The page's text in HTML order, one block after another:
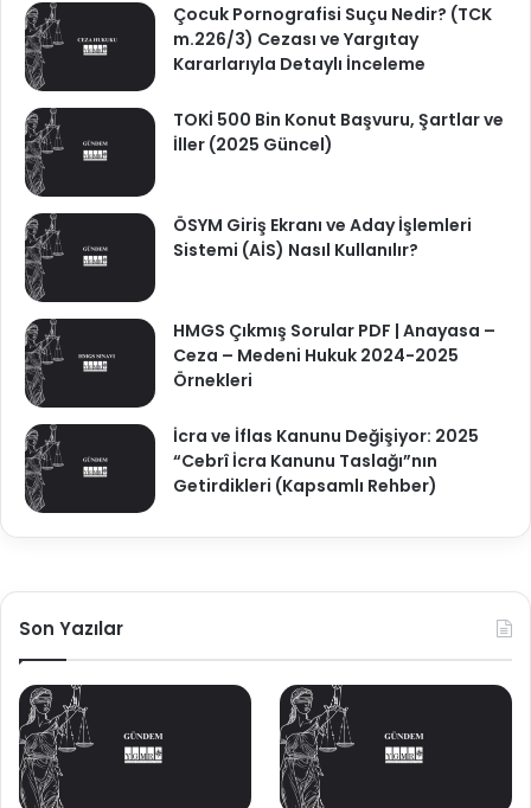
Çocuk Pornografisi Suçu Nedir? (TCK
m.226/3) Cezası ve Yargıtay
Kararlarıyla Detaylı İnceleme
TOKİ 500 Bin Konut Başvuru, Şartlar ve
İller (2025 Güncel)
ÖSYM Giriş Ekranı ve Aday İşlemleri
Sistemi (AİS) Nasıl Kullanılır?
HMGS Çıkmış Sorular PDF | Anayasa –
Ceza – Medeni Hukuk 2024-2025
Örnekleri
İcra ve İflas Kanunu Değişiyor: 2025
“Cebrî İcra Kanunu Taslağı”nın
Getirdikleri (Kapsamlı Rehber)
Son Yazılar